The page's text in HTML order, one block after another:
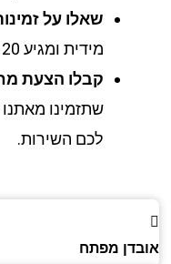
שאלו על זמינות
מידית ומגיע 20 דקות לכל מקום שתצטרכו.
קבלו הצעת מחיר
שתזמינו מאתנו
לכם השירות.
מפתח